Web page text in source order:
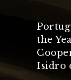
the
Isidro